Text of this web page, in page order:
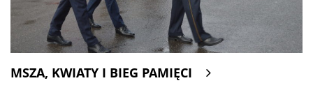
MSZA, KWIATY I BIEG PAMIĘCI